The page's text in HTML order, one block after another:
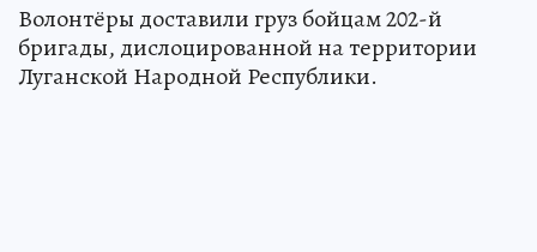
Волонтёры доставили груз бойцам 202-й
бригады, дислоцированной на территории
Луганской Народной Республики.